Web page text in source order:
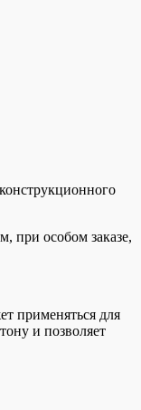
при особом заказе,
применяться для
и позволяет